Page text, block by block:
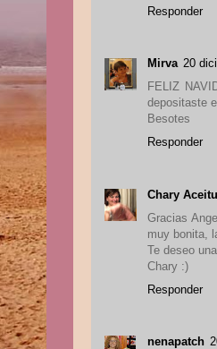
Responder
Mirva 20
FELIZ
depositaste
Besotes
Responder
Chary
Gracias
muy bonita,
Te deseo
Chary :)
Responder
nenapatch